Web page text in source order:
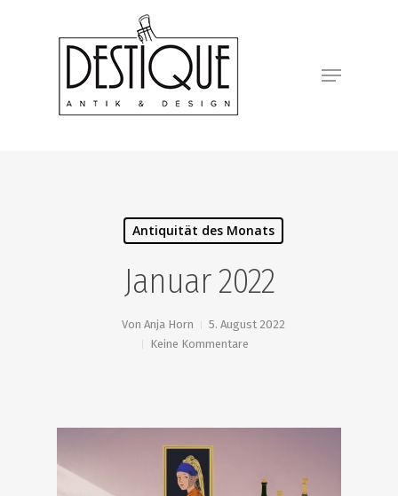
Antiquität des Monats
Januar 2022
Von Anja Horn
5. August 2022
Keine Kommentare